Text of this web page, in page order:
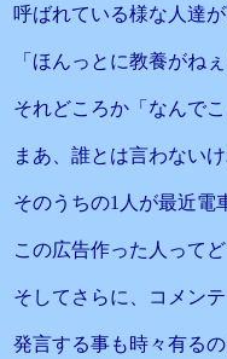
呼ばれている様な人達
「ほんっとに教養がね
それどころか「なんで
まあ、誰とは言わない
そのうちの1人が最近電
この広告作った人って
そしてさらに、コメン
発言する事も時々有るの